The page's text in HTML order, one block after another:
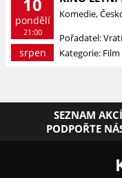
pondělí
21:00
srpen
Komedie,
Pořadatel:
Kategorie: Film
SEZNAM AKCÍ
PODPOŘTE